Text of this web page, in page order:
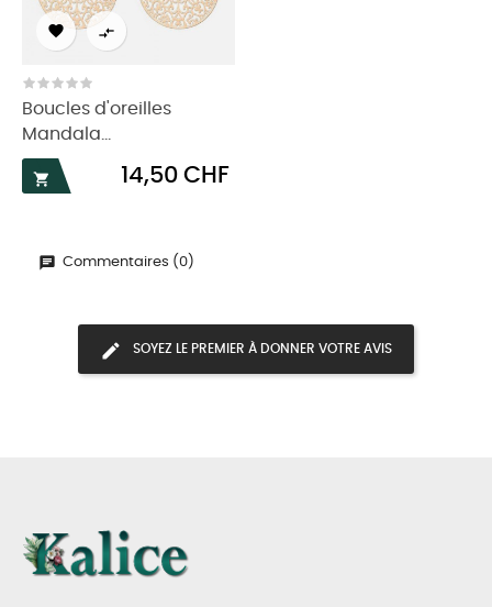
 
Boucles d'oreilles
Mandala...

Prix
14,50 CHF
Commentaires (0)
SOYEZ LE PREMIER À DONNER VOTRE AVIS